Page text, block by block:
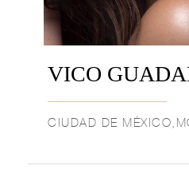
VICO
CIUDAD DE